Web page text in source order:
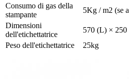
Consumo di gas della
stampante
5Kg / m2 (se
Dimensioni
dell'etichettatrice
570 (L) ×
Peso dell'etichettatrice
25kg